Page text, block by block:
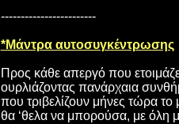
------------------------
*Μάντρα αυτοσυγκέντρωσης
Προς κάθε απεργό που
ουρλιάζοντας πανάρχαια
που τριβελίζουν μήνες τώρα το
θα ‘θελα να μπορούσα, με όλη